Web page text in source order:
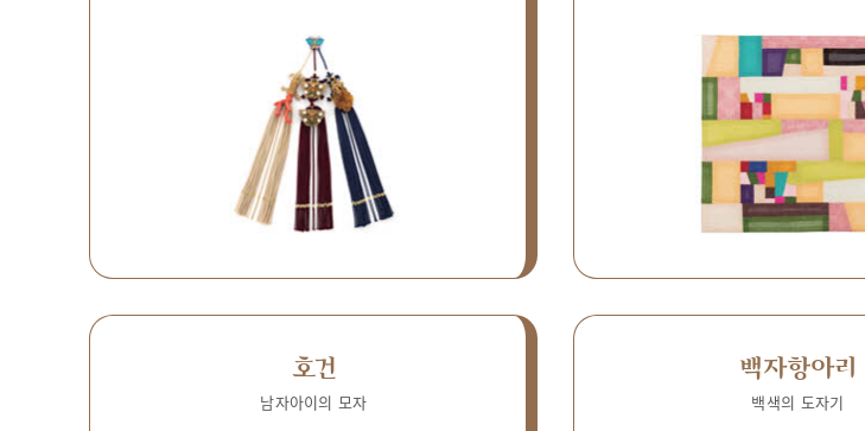
호건
남자아이의 모자
백자항아리
백색의 도자기